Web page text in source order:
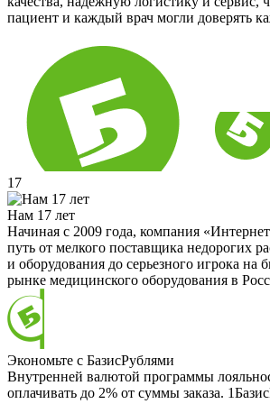
пациент и каждый врач могли доверять
17
Нам 17 лет
Начиная с 2009 года, компания
путь от мелкого поставщика недорогих
и оборудования до серьезного игрока на
рынке медицинского оборудования в
Экономьте с БазисРублями
Внутренней валютой программы
оплачивать до 2% от суммы заказа.